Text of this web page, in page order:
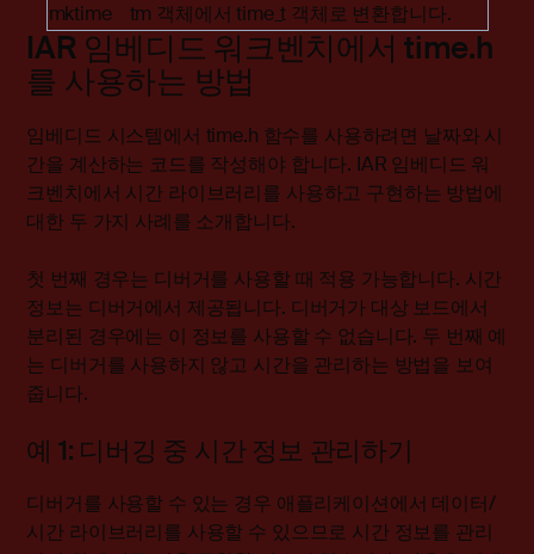
mktime
tm 객체에서 time_t 객체로 변환합니다.
IAR 임베디드 워크벤치에서 time.h
를 사용하는 방법
임베디드 시스템에서 time.h 함수를 사용하려면 날짜와 시
간을 계산하는 코드를 작성해야 합니다. IAR 임베디드 워
크벤치에서 시간 라이브러리를 사용하고 구현하는 방법에
대한 두 가지 사례를 소개합니다.
첫 번째 경우는 디버거를 사용할 때 적용 가능합니다. 시간
정보는 디버거에서 제공됩니다. 디버거가 대상 보드에서
분리된 경우에는 이 정보를 사용할 수 없습니다. 두 번째 예
는 디버거를 사용하지 않고 시간을 관리하는 방법을 보여
줍니다.
예 1: 디버깅 중 시간 정보 관리하기
디버거를 사용할 수 있는 경우 애플리케이션에서 데이터/
시간 라이브러리를 사용할 수 있으므로 시간 정보를 관리